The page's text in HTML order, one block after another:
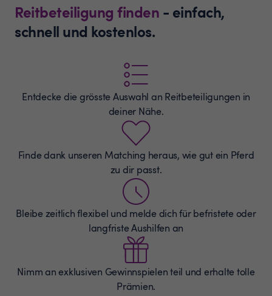
Reitbeteiligung finden - einfach,
schnell und kostenlos.
Entdecke die grösste Auswahl an Reitbeteiligungen in
deiner Nähe.
Finde dank unseren Matching heraus, wie gut ein Pferd
zu dir passt.
Bleibe zeitlich flexibel und melde dich für befristete oder
langfriste Aushilfen an
Nimm an exklusiven Gewinnspielen teil und erhalte tolle
Prämien.